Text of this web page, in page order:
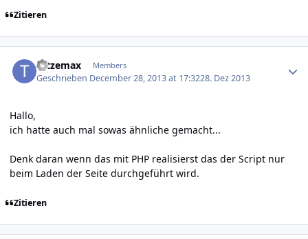
Zitieren
tatzemax Members
Geschrieben December 28, 2013 at 17:3228. Dez 2013
Hallo,
ich hatte auch mal sowas ähnliche gemacht...
Denk daran wenn das mit PHP realisierst das der Script nur
beim Laden der Seite durchgeführt wird.
Zitieren